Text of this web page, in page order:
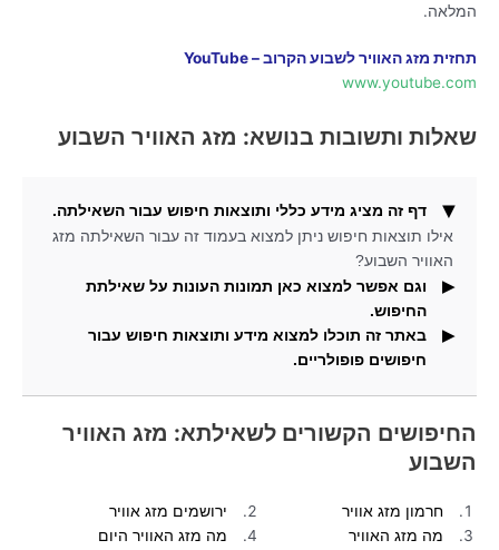
המלאה.
תחזית מזג האוויר לשבוע הקרוב – YouTube
www.youtube.com
שאלות ותשובות בנושא: מזג האוויר השבוע
דף זה מציג מידע כללי ותוצאות חיפוש עבור השאילתה.
אילו תוצאות חיפוש ניתן למצוא בעמוד זה עבור השאילתה מזג
האוויר השבוע?
וגם אפשר למצוא כאן תמונות העונות על שאילתת
החיפוש.
אילו תוצאות חיפוש נוספים ניתן למצוא כאן עבור השאילתא
מזג האוויר השבוע?
באתר זה תוכלו למצוא מידע ותוצאות חיפוש עבור
חיפושים פופולריים.
החיפושים הקשורים לשאילתא: מזג האוויר
השבוע
חרמון מזג אוויר
ירושמים מזג אוויר
מה מזג האוויר
מה מזג האוויר היום